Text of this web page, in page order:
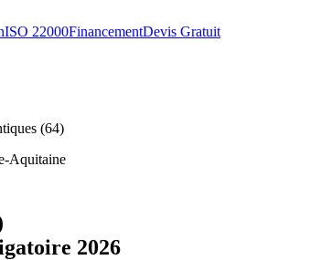
ISO 22000FinancementDevis Gratuit
(64)
Aquitaine
2026